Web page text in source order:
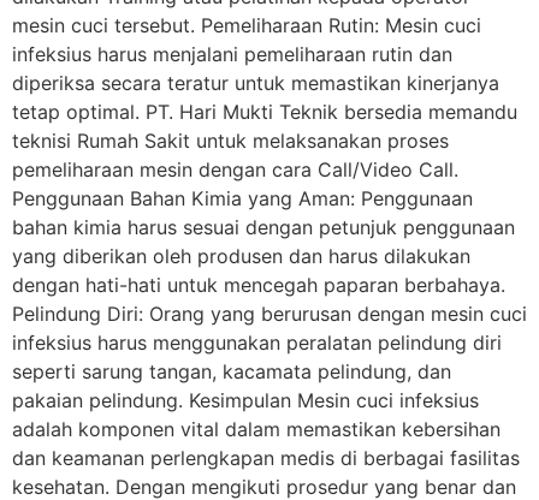
mesin cuci tersebut. Pemeliharaan Rutin: Mesin cuci
infeksius harus menjalani pemeliharaan rutin dan
diperiksa secara teratur untuk memastikan kinerjanya
tetap optimal. PT. Hari Mukti Teknik bersedia memandu
teknisi Rumah Sakit untuk melaksanakan proses
pemeliharaan mesin dengan cara Call/Video Call.
Penggunaan Bahan Kimia yang Aman: Penggunaan
bahan kimia harus sesuai dengan petunjuk penggunaan
yang diberikan oleh produsen dan harus dilakukan
dengan hati-hati untuk mencegah paparan berbahaya.
Pelindung Diri: Orang yang berurusan dengan mesin cuci
infeksius harus menggunakan peralatan pelindung diri
seperti sarung tangan, kacamata pelindung, dan
pakaian pelindung. Kesimpulan Mesin cuci infeksius
adalah komponen vital dalam memastikan kebersihan
dan keamanan perlengkapan medis di berbagai fasilitas
kesehatan. Dengan mengikuti prosedur yang benar dan